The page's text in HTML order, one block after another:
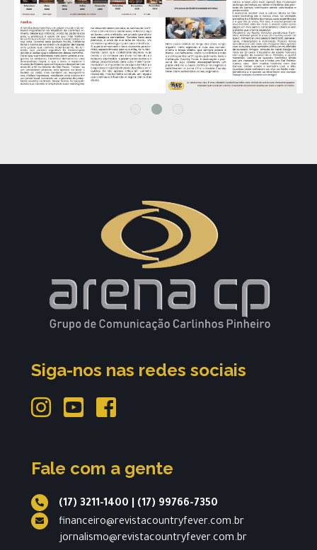
Siga-nos nas redes sociais
Fale com a gente
(17) 3211-1400
(17) 99766-7350
financeiro@revistacountryfever.com.br
jornalismo@revistacountryfever.com.br